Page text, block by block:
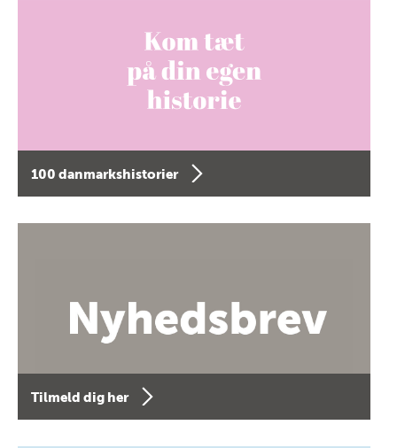
100 danmarkshistorier
Tilmeld dig her